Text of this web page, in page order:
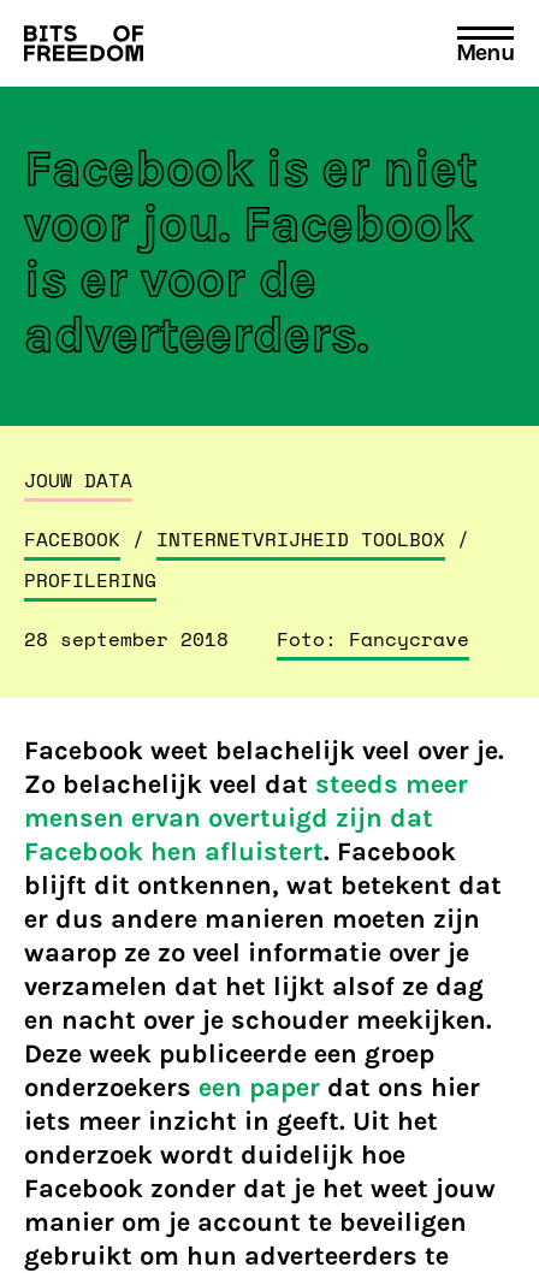
Search
for:
Menu
Facebook is er niet
voor jou. Facebook
is er voor de
adverteerders.
JOUW DATA
FACEBOOK / INTERNETVRIJHEID TOOLBOX /
PROFILERING
28 september 2018 Foto: Fancycrave
Facebook weet belachelijk veel over je.
Zo belachelijk veel dat steeds meer
mensen ervan overtuigd zijn dat
Facebook hen afluistert. Facebook
blijft dit ontkennen, wat betekent dat
er dus andere manieren moeten zijn
waarop ze zo veel informatie over je
verzamelen dat het lijkt alsof ze dag
en nacht over je schouder meekijken.
Deze week publiceerde een groep
onderzoekers een paper dat ons hier
iets meer inzicht in geeft. Uit het
onderzoek wordt duidelijk hoe
Facebook zonder dat je het weet jouw
manier om je account te beveiligen
gebruikt om hun adverteerders te